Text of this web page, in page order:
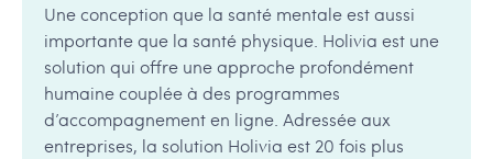
Une conception que la santé mentale est aussi
importante que la santé physique. Holivia est une
solution qui offre une approche profondément
humaine couplée à des programmes
d’accompagnement en ligne. Adressée aux
entreprises, la solution Holivia est 20 fois plus